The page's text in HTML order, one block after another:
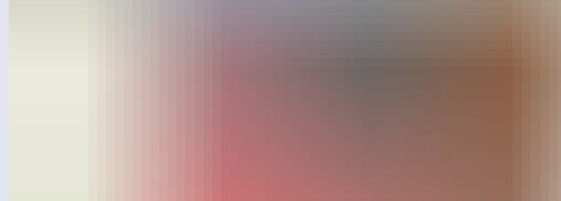
Компания «Лебер» получила престижную
статуэтку и фирменный символ победы —